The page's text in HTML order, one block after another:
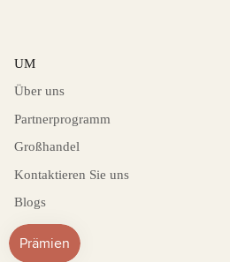
UM
Über uns
Partnerprogramm
Großhandel
Kontaktieren Sie uns
Blogs